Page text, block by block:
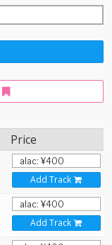
Price
Add Track
Add Track